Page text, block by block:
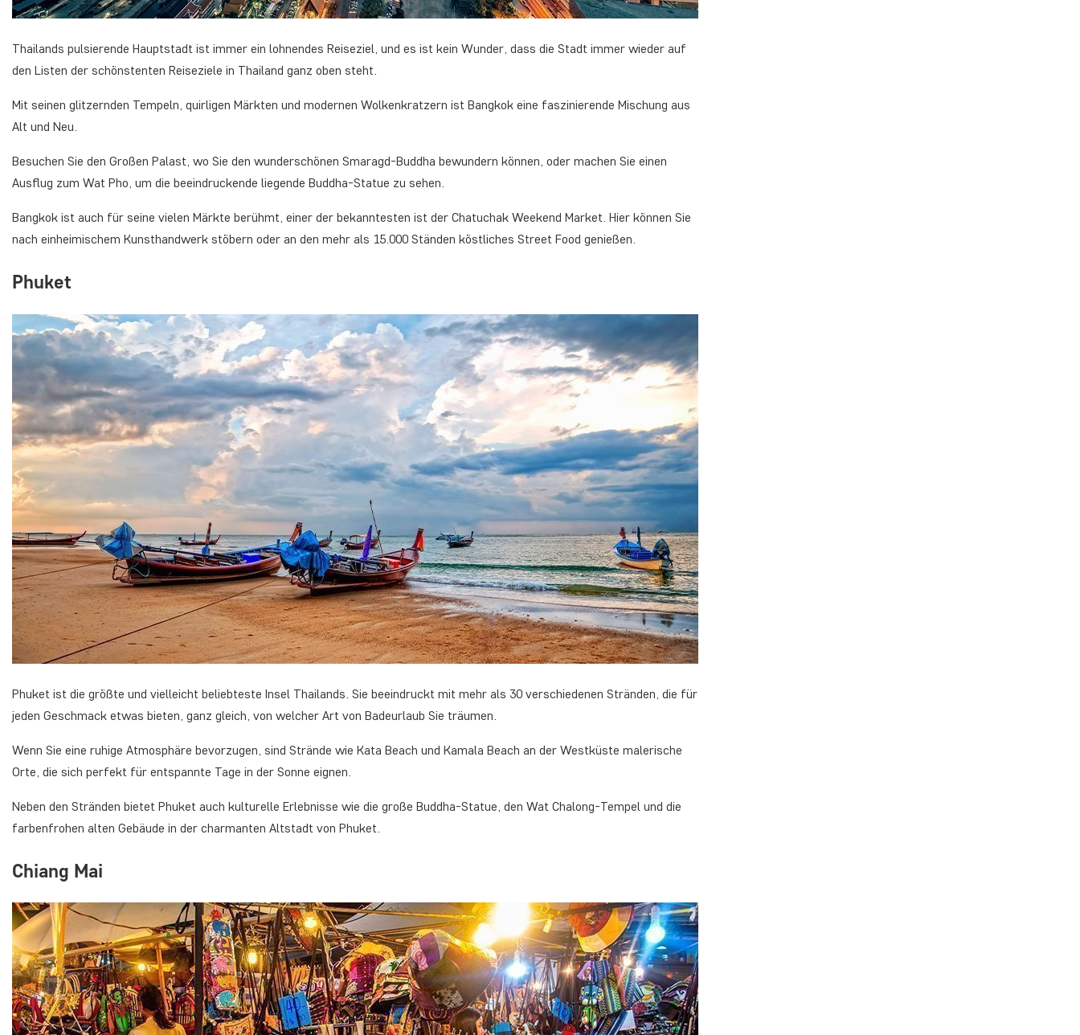
Thailands pulsierende Hauptstadt ist immer ein lohnendes Reiseziel, und es ist kein Wunder, dass die Stadt immer wieder auf
den Listen der schönstenten Reiseziele in Thailand ganz oben steht.
Mit seinen glitzernden Tempeln, quirligen Märkten und modernen Wolkenkratzern ist Bangkok eine faszinierende Mischung aus
Alt und Neu.
Besuchen Sie den Großen Palast, wo Sie den wunderschönen Smaragd-Buddha bewundern können, oder machen Sie einen
Ausflug zum Wat Pho, um die beeindruckende liegende Buddha-Statue zu sehen.
Bangkok ist auch für seine vielen Märkte berühmt, einer der bekanntesten ist der Chatuchak Weekend Market. Hier können Sie
nach einheimischem Kunsthandwerk stöbern oder an den mehr als 15.000 Ständen köstliches Street Food genießen.
Phuket
Phuket ist die größte und vielleicht beliebteste Insel Thailands. Sie beeindruckt mit mehr als 30 verschiedenen Stränden, die für
jeden Geschmack etwas bieten, ganz gleich, von welcher Art von Badeurlaub Sie träumen.
Wenn Sie eine ruhige Atmosphäre bevorzugen, sind Strände wie Kata Beach und Kamala Beach an der Westküste malerische
Orte, die sich perfekt für entspannte Tage in der Sonne eignen.
Neben den Stränden bietet Phuket auch kulturelle Erlebnisse wie die große Buddha-Statue, den Wat Chalong-Tempel und die
farbenfrohen alten Gebäude in der charmanten Altstadt von Phuket.
Chiang Mai